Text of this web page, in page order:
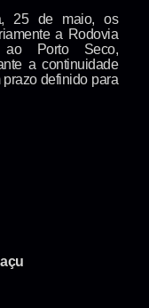
25 de maio, os
a Rodovia
ao Porto Seco,
a continuidade
definido para